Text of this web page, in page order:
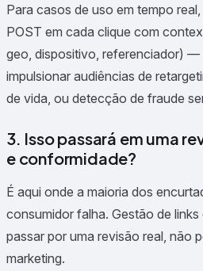
Para casos de uso em tempo
POST em cada clique com
geo, dispositivo, referenciador) —
impulsionar audiências de
de vida, ou detecção de fraude
3. Isso passará em uma
e conformidade?
É aqui onde a maioria dos
consumidor falha. Gestão de links
passar por uma revisão real, não
marketing.